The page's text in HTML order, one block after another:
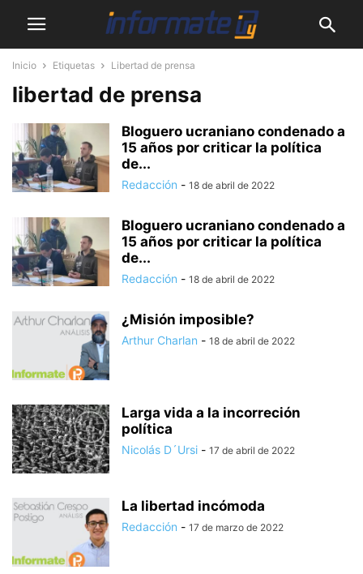
Inicio Etiquetas Libertad de prensa
libertad de prensa
Bloguero ucraniano condenado a
15 años por criticar la política
de...
Redacción - 18 de abril de 2022
Bloguero ucraniano condenado a
15 años por criticar la política
de...
Redacción - 18 de abril de 2022
¿Misión imposible?
Arthur Charlan - 18 de abril de 2022
Larga vida a la incorreción
política
Nicolás D´Ursi - 17 de abril de 2022
La libertad incómoda
Redacción - 17 de marzo de 2022